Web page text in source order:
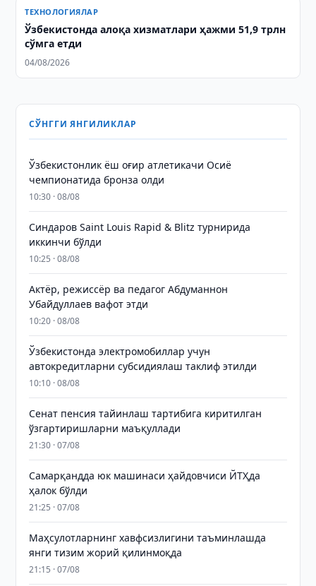
ТЕХНОЛОГИЯЛАР
Ўзбекистонда алоқа хизматлари ҳажми 51,9 трлн
сўмга етди
04/08/2026
СЎНГГИ ЯНГИЛИКЛАР
Ўзбекистонлик ёш оғир атлетикачи Осиё
чемпионатида бронза олди
10:30 · 08/08
Синдаров Saint Louis Rapid & Blitz турнирида
иккинчи бўлди
10:25 · 08/08
Актёр, режиссёр ва педагог Абдуманнон
Убайдуллаев вафот этди
10:20 · 08/08
Ўзбекистонда электромобиллар учун
автокредитларни субсидиялаш таклиф этилди
10:10 · 08/08
Сенат пенсия тайинлаш тартибига киритилган
ўзгартиришларни маъқуллади
21:30 · 07/08
Самарқандда юк машинаси ҳайдовчиси ЙТҲда
ҳалок бўлди
21:25 · 07/08
Маҳсулотларнинг хавфсизлигини таъминлашда
янги тизим жорий қилинмоқда
21:15 · 07/08